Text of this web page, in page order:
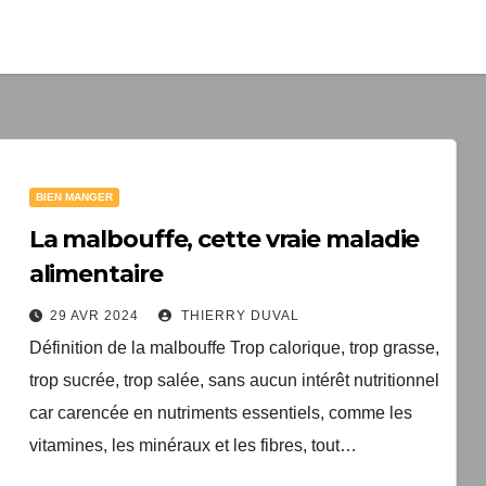
BIEN MANGER
La malbouffe, cette vraie maladie
alimentaire
29 AVR 2024 THIERRY DUVAL
Définition de la malbouffe Trop calorique, trop
grasse, trop sucrée, trop salée, sans aucun intérêt
nutritionnel car carencée en nutriments essentiels,
comme les vitamines, les minéraux et les fibres,
à télécharger
santé"
TopEquilibre.fr pour vous
contenant des offres
de désabonnement
Une erreur est survenue
formulaire. Merci de
Votre inscription a bien été
livre numérique a été
arriver d'ici quelques